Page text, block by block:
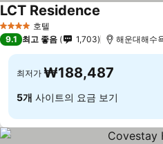
4 성급 호텔
LCT Residence
9.1 최고 좋음 1,703 해운대해수
최저가 ₩188,487
5개 사이트의 요금 보기